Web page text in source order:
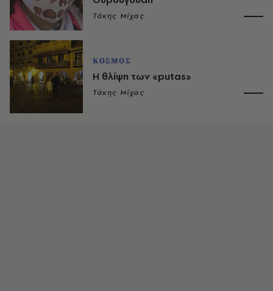
Τάκης Μίχας
ΚΟΣΜΟΣ
H θλίψη των «putas»
Τάκης Μίχας